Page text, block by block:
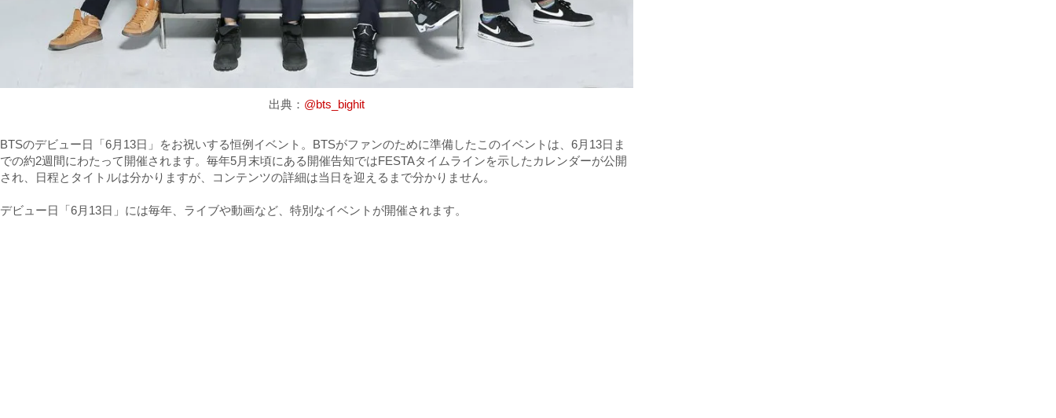
出典： @bts_bighit
BTSのデビュー日「6月13日」をお祝いする恒例イベント。BTSがファンのために準備したこのイベントは、6月13日ま
での約2週間にわたって開催されます。毎年5月末頃にある開催告知ではFESTAタイムラインを示したカレンダーが公開
され、日程とタイトルは分かりますが、コンテンツの詳細は当日を迎えるまで分かりません。
デビュー日「6月13日」には毎年、ライブや動画など、特別なイベントが開催されます。